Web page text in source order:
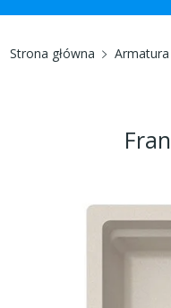
Strona główna